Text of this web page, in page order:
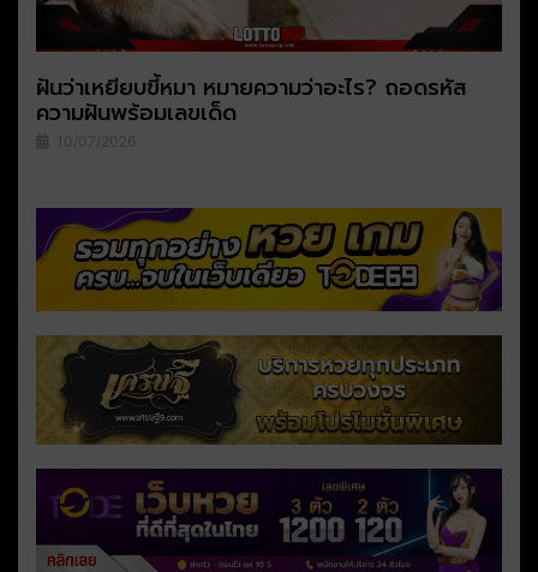
ฝันว่าเหยียบขี้หมา หมายความว่าอะไร? ถอดรหัส
ความฝันพร้อมเลขเด็ด
10/07/2026